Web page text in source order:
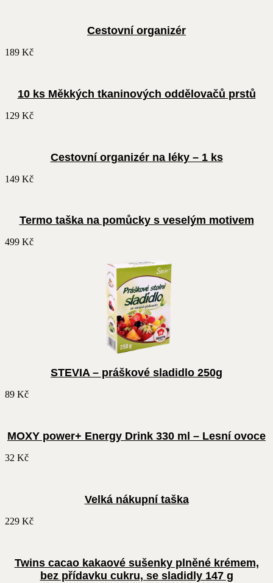
Cestovní organizér
189 Kč
10 ks Měkkých tkaninových oddělovačů prstů
129 Kč
Cestovní organizér na léky – 1 ks
149 Kč
Termo taška na pomůcky s veselým motivem
499 Kč
STEVIA – práškové sladidlo 250g
89 Kč
MOXY power+ Energy Drink 330 ml – Lesní ovoce
32 Kč
Velká nákupní taška
229 Kč
Twins cacao kakaové sušenky plněné krémem,
bez přídavku cukru, se sladidly 147 g